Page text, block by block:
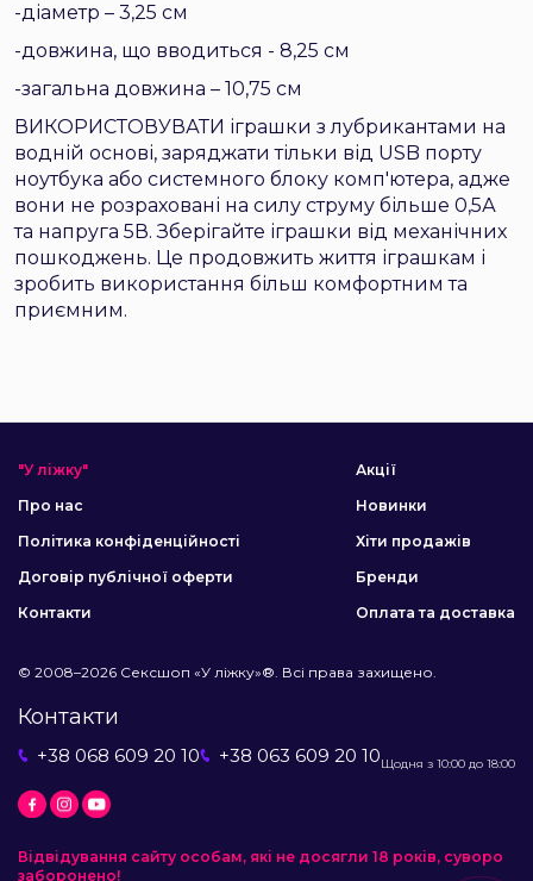
-діаметр – 3,25 см
-довжина, що вводиться - 8,25 см
-загальна довжина – 10,75 см
ВИКОРИСТОВУВАТИ іграшки з лубрикантами на
водній основі, заряджати тільки від USB порту
ноутбука або системного блоку комп'ютера, адже
вони не розраховані на силу струму більше 0,5А
та напруга 5В. Зберігайте іграшки від механічних
пошкоджень. Це продовжить життя іграшкам і
зробить використання більш комфортним та
приємним.
"У ліжку"
Про нас
Політика конфіденційності
Договір публічної оферти
Контакти
Акції
Новинки
Хіти продажів
Бренди
Оплата та доставка
© 2008–2026 Сексшоп «У ліжку»®. Всі права захищено.
Контакти
+38 068 609 20 10 +38 063 609 20 10Щодня з 10:00 до 18:00
Відвідування сайту особам, які не досягли 18 років, суворо
заборонено!